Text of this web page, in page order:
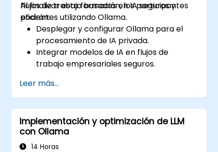
flujos de trabajo basados en IA seguros y
eficientes utilizando Ollama.
Al finalizar esta formación, los participantes
podrán:
Desplegar y configurar Ollama para el
procesamiento de IA privada.
Integrar modelos de IA en flujos de
trabajo empresariales seguros.
manteniendo la privacidad de los datos.
Automatizar procesos empresariales con
capacidades de IA en instalaciones
propias (on-premise).
Asegurar el cumplimiento de las políticas
de seguridad y gobernanza corporativa.
Leer más...
Implementación y optimización de LLM
con Ollama
14 Horas